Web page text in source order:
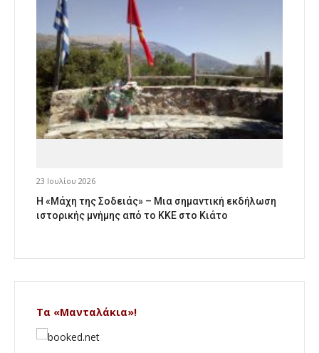
23 Ιουλίου 2026
Η «Μάχη της Σοδειάς» – Μια σημαντική εκδήλωση
ιστορικής μνήμης από το ΚΚΕ στο Κιάτο
Τα «Μανταλάκια»!